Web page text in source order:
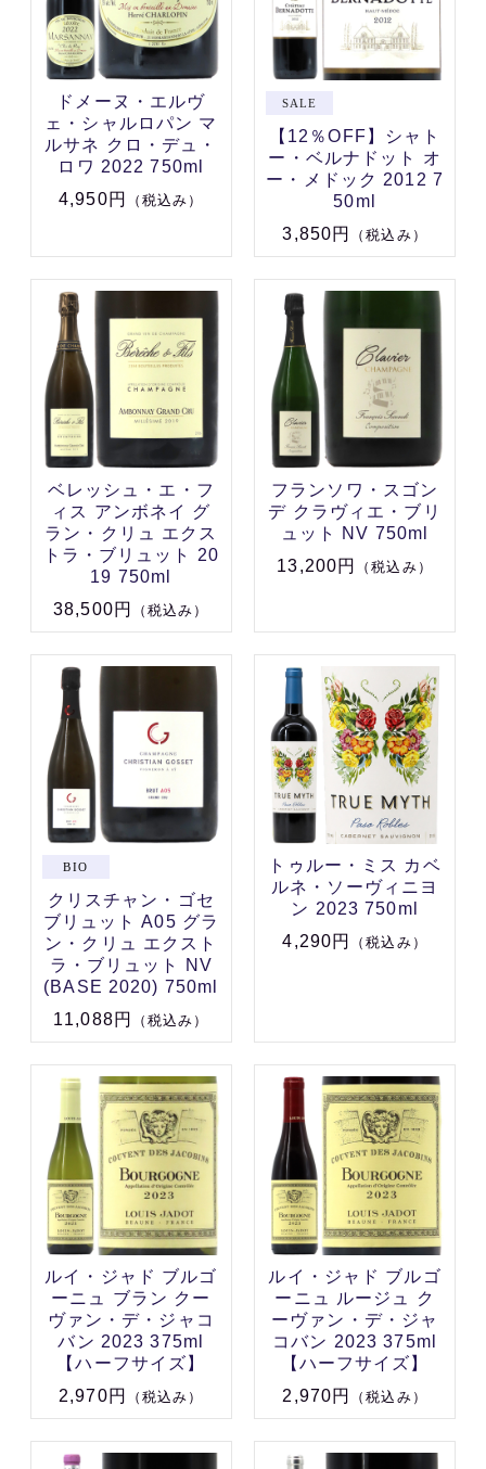
ドメーヌ・エルヴ
ェ・シャルロパン マ
ルサネ クロ・デュ・
ロワ 2022 750ml
4,950円
（税込み）
【12％OFF】シャト
ー・ベルナドット オ
ー・メドック 2012 7
50ml
3,850円
（税込み）
ベレッシュ・エ・フ
ィス アンボネイ グ
ラン・クリュ エクス
トラ・ブリュット 20
19 750ml
38,500円
（税込み）
フランソワ・スゴン
デ クラヴィエ・ブリ
ュット NV 750ml
13,200円
（税込み）
クリスチャン・ゴセ
ブリュット A05 グラ
ン・クリュ エクスト
ラ・ブリュット NV
(BASE 2020) 750ml
11,088円
（税込み）
トゥルー・ミス カベ
ルネ・ソーヴィニヨ
ン 2023 750ml
4,290円
（税込み）
ルイ・ジャド ブルゴ
ーニュ ブラン クー
ヴァン・デ・ジャコ
バン 2023 375ml
【ハーフサイズ】
2,970円
（税込み）
ルイ・ジャド ブルゴ
ーニュ ルージュ ク
ーヴァン・デ・ジャ
コバン 2023 375ml
【ハーフサイズ】
2,970円
（税込み）